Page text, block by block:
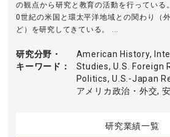
の観点から研究と教育の活動を行っている
0世紀の米国と環太平洋地域との関わり（
ど）を研究してきている。 ...
研究分野・
キーワード
American History,
Studies, U.S. Foreign
Politics, U.S.-Japan
アメリカ政治・外交,
研究業績一覧